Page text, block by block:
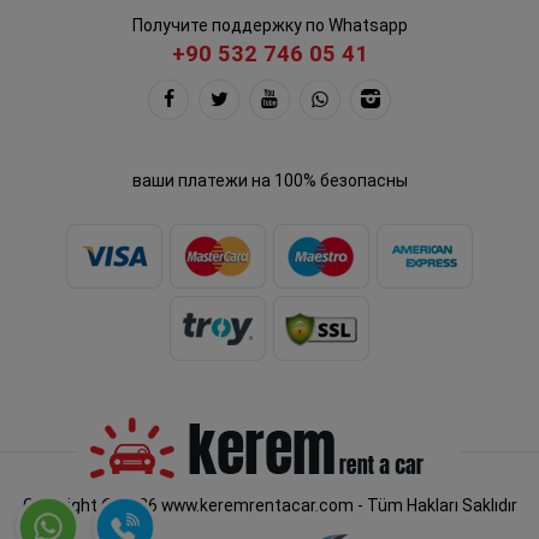
Получите поддержку по Whatsapp
+90 532 746 05 41
ваши платежи на 100% безопасны
Copyright © 2026 www.keremrentacar.com - Tüm Hakları Saklıdır